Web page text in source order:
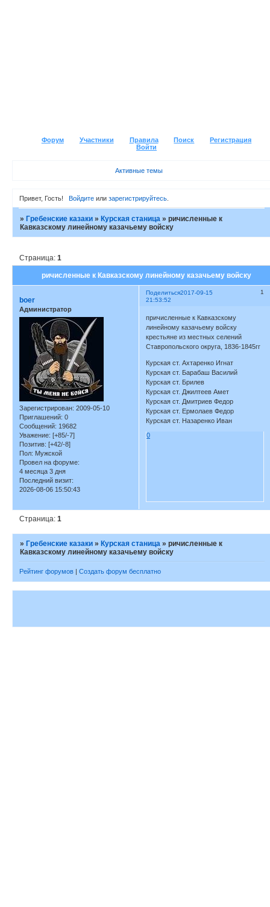
Форум Участники Правила Поиск
Регистрация
Войти
Активные темы
Привет, Гость! Войдитеили зарегистрируйтесь.
»Гребенские казаки »Курская станица »ричисленные к
Кавказскому линейному казачьему войску
ричисленные к Кавказскому линейному казачьему войску
Страница:1
Поделиться 1
2017-09-15
21:53:52
boer
Администратор
Зарегистрирован: 2009-05-10
Приглашений: 0
Сообщений: 19682
Уважение: [+85/-7]
Позитив: [+42/-8]
Пол: Мужской
Провел на форуме:
4 месяца 3 дня
Последний визит:
2026-08-06 15:50:43
причисленные к Кавказскому
линейному казачьему войску
крестьяне из местных селений
Ставропольского округа, 1836-1845гг
Курская ст. Ахтаренко Игнат
Курская ст. Барабаш Василий
Курская ст. Брилев
Курская ст. Джилтеев Амет
Курская ст. Дмитриев Федор
Курская ст. Ермолаев Федор
Курская ст. Назаренко Иван
0
Страница:1
» Гребенские казаки » Курская станица »ричисленные к
Кавказскому линейному казачьему войску
Рейтинг форумов | Создать форум бесплатно